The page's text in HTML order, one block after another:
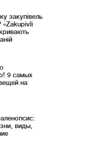
закупівель
«Zakupivli
9 самых
на
виды,